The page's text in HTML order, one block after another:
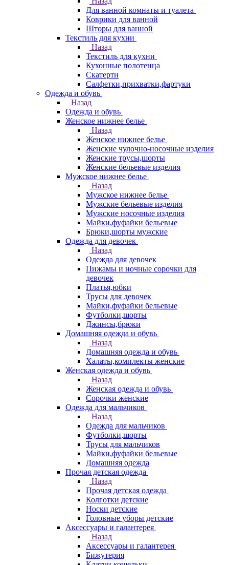
Для ванной комнаты и туалета
Коврики для ванной
Шторы для ванной
Текстиль для кухни
Назад
Текстиль для кухни
Кухонные полотенца
Скатерти
Салфетки,прихватки,фартуки
Одежда и обувь
Назад
Одежда и обувь
Женское нижнее белье
Назад
Женское нижнее белье
Женские чулочно-носочные изделия
Женские трусы,шорты
Женские бельевые изделия
Мужское нижнее белье
Назад
Мужское нижнее белье
Мужские бельевые изделия
Мужские носочные изделия
Майки,фуфайки бельевые
Брюки,шорты мужские
Одежда для девочек
Назад
Одежда для девочек
Пижамы и ночные сорочки для
девочек
Платья,юбки
Трусы для девочек
Майки,фуфайки бельевые
Футболки,шорты
Джинсы,брюки
Домашняя одежда и обувь
Назад
Домашняя одежда и обувь
Халаты,комплекты женские
Женская одежда и обувь
Назад
Женская одежда и обувь
Сорочки женские
Одежда для мальчиков
Назад
Одежда для мальчиков
Футболки,шорты
Трусы для мальчиков
Майки,фуфайки бельевые
Домашняя одежда
Прочая детская одежда
Назад
Прочая детская одежда
Колготки детские
Носки детские
Головные уборы детские
Аксессуары и галантерея
Назад
Аксессуары и галантерея
Бижутерия